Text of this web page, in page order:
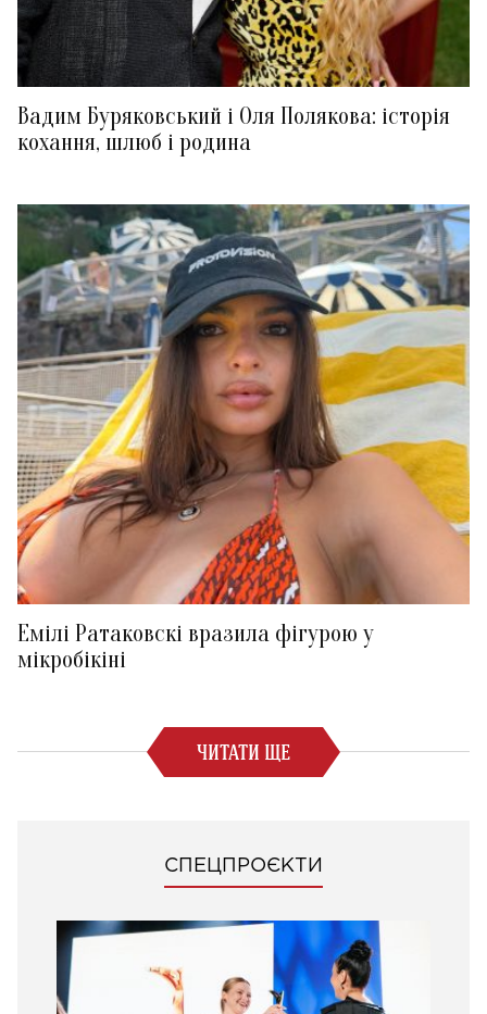
Вадим Буряковський і Оля Полякова: історія
кохання, шлюб і родина
Емілі Ратаковскі вразила фігурою у
мікробікіні
ЧИТАТИ ЩЕ
СПЕЦПРОЄКТИ